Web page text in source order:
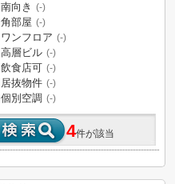
南向き (-)
角部屋 (-)
ワンフロア (-)
高層ビル (-)
飲食店可 (-)
居抜物件 (-)
個別空調 (-)
4件が該当